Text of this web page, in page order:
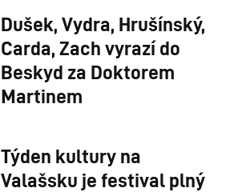
Dušek, Vydra, Hrušínský,
Carda, Zach vyrazí do
Beskyd za Doktorem
Martinem
Týden kultury na
Valašsku je festival plný